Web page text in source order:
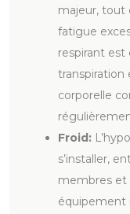
majeur, tout
fatigue
respirant est
corporelle
Froid:
s’installer,
membres et
équipement